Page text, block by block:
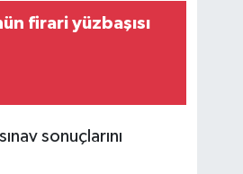
firari yüzbaşısı
sonuçlarını